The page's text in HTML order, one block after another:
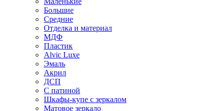
Большие
Средние
Отделка и материал
МДФ
Пластик
Alvic Luxe
Эмаль
Акрил
ДСП
С патиной
Шкафы-купе с зеркалом
Матовое зеркало